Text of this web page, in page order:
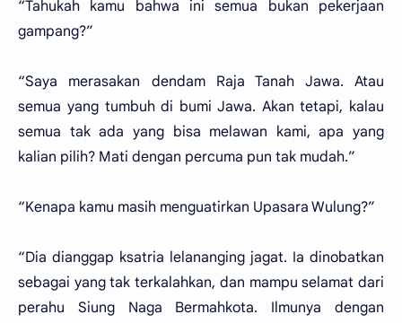
“Tahukah kamu bahwa ini semua bukan pekerjaan
gampang?”
“Saya merasakan dendam Raja Tanah Jawa. Atau
semua yang tumbuh di bumi Jawa. Akan tetapi, kalau
semua tak ada yang bisa melawan kami, apa yang
kalian pilih? Mati dengan percuma pun tak mudah.”
“Kenapa kamu masih menguatirkan Upasara Wulung?”
“Dia dianggap ksatria lelananging jagat. Ia dinobatkan
sebagai yang tak terkalahkan, dan mampu selamat dari
perahu Siung Naga Bermahkota. Ilmunya dengan